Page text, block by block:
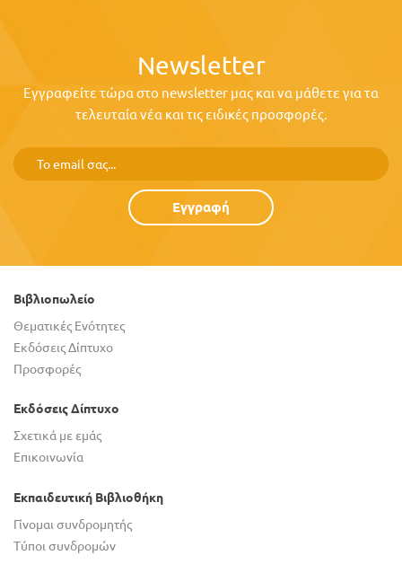
Newsletter
Εγγραφείτε τώρα στο newsletter μας και να μάθετε για τα
τελευταία νέα και τις ειδικές προσφορές.
Εγγραφή
Βιβλιοπωλείο
Θεματικές Ενότητες
Εκδόσεις Δίπτυχο
Προσφορές
Εκδόσεις Δίπτυχο
Σχετικά με εμάς
Επικοινωνία
Εκπαιδευτική Βιβλιοθήκη
Γίνομαι συνδρομητής
Τύποι συνδρομών